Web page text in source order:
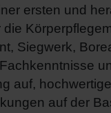
ersten und
Siegwerk,
auf,
auf der